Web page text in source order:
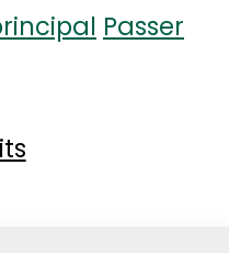
Passer